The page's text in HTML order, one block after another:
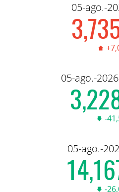
05-ago.-
05-ago.-
-
05-ago.-
-